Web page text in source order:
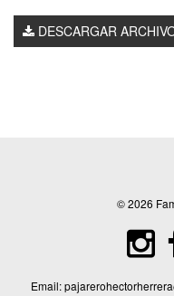
DESCARGAR
© 2026
Email: